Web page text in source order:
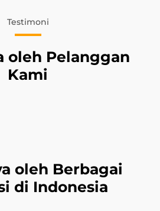
Testimoni
oleh Pelanggan
Kami
oleh Berbagai
di Indonesia